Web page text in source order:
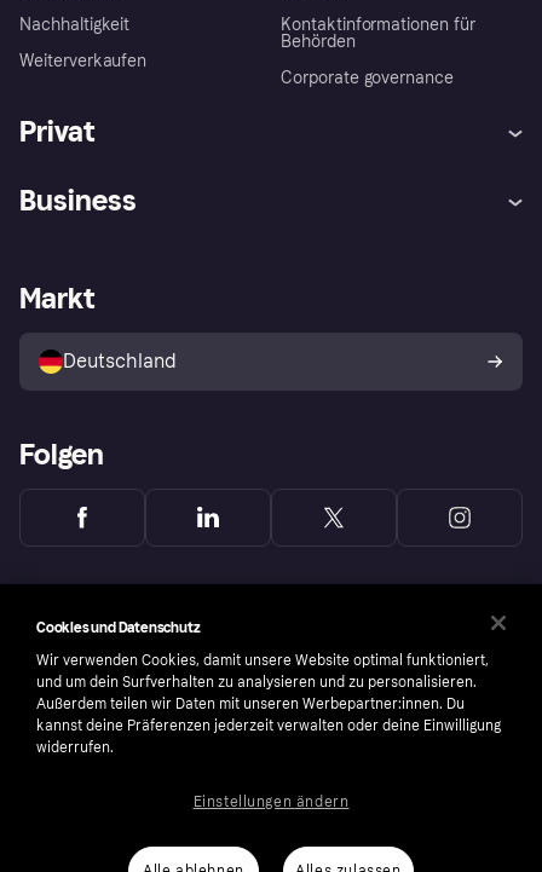
Nachhaltigkeit
Weiterverkaufen
Kontaktinformationen für
Behörden
Corporate governance
Privat
Klarna App
Shops entdecken
Käuferschutzrichtlinie
Dein Widerrufsrecht
Business
Händlerportal
Markt
Deutschland
Folgen
number: 556737-0431
Cookies und Datenschutz
Wir verwenden Cookies, damit unsere Website optimal funktioniert,
und um dein Surfverhalten zu analysieren und zu personalisieren.
Außerdem teilen wir Daten mit unseren Werbepartner:innen. Du
kannst deine Präferenzen jederzeit verwalten oder deine Einwilligung
widerrufen.
Einstellungen ändern